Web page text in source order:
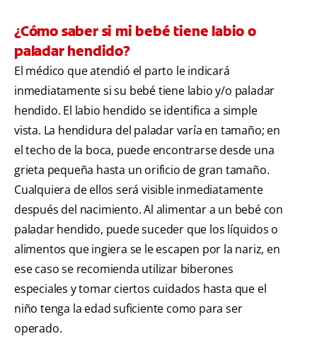
¿Cómo saber si mi bebé tiene labio o
paladar hendido?
El médico que atendió el parto le indicará
inmediatamente si su bebé tiene labio y/o paladar
hendido. El labio hendido se identifica a simple
vista. La hendidura del paladar varía en tamaño; en
el techo de la boca, puede encontrarse desde una
grieta pequeña hasta un orificio de gran tamaño.
Cualquiera de ellos será visible inmediatamente
después del nacimiento. Al alimentar a un bebé con
paladar hendido, puede suceder que los líquidos o
alimentos que ingiera se le escapen por la nariz, en
ese caso se recomienda utilizar biberones
especiales y tomar ciertos cuidados hasta que el
niño tenga la edad suficiente como para ser
operado.